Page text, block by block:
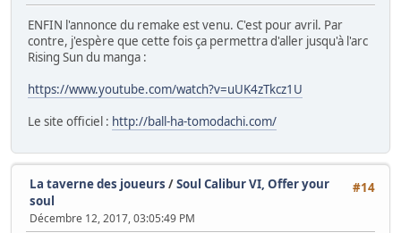
ENFIN l'annonce du remake est venu. C'est pour avril. Par
contre, j'espère que cette fois ça permettra d'aller jusqu'à l'arc
Rising Sun du manga :
https://www.youtube.com/watch?v=uUK4zTkcz1U
Le site officiel : http://ball-ha-tomodachi.com/
#14
La taverne des joueurs /Soul Calibur VI, Offer your
soul
Décembre 12, 2017, 03:05:49 PM